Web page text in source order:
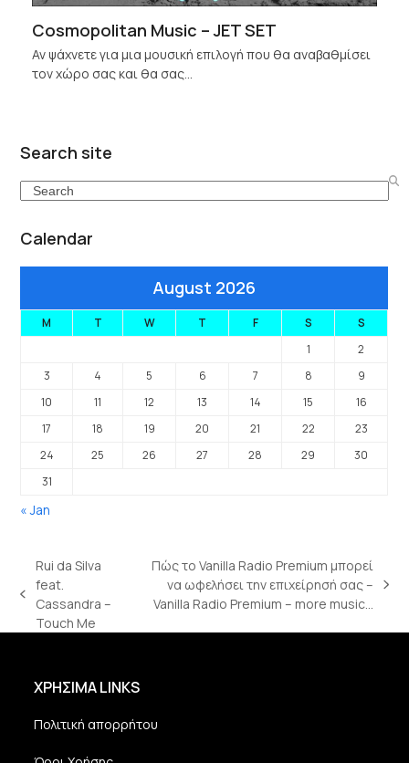
Cosmopolitan Music – JET SET
Αν ψάχνετε για μια μουσική επιλογή που θα αναβαθμίσει
τον χώρο σας και θα σας…
Search site
Search
Calendar
August 2026
M T W T F S
S
1
2
3
4 5 6 7 8
9
10
11 12 13 14 15
16
17
18 19 20 21 22
23
24
25 26 27 28 29
30
31
« Jan
previous
post:
Rui da Silva
feat.
Cassandra –
Touch Me
post:
Πώς το Vanilla Radio Premium μπορεί
να ωφελήσει την επιχείρησή σας –
Vanilla Radio Premium – more music…
ΧΡΗΣΙΜΑ LINKS
Πολιτική απορρήτου